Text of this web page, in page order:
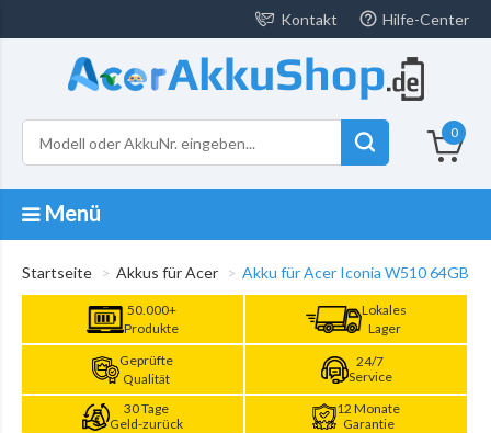
Kontakt Hilfe-Center
0
Menü
Startseite Akkus für Acer Akku für Acer Iconia W510 64GB
50.000+
Produkte
Lokales
Lager
Geprüfte
Qualität
24/7
Service
30 Tage
Geld-zurück
12 Monate
Garantie